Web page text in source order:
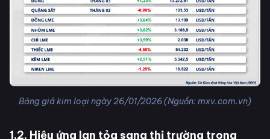
Bảng giá kim loại ngày 26/01/2026 (Nguồn: mxv.com.vn)
1.2. Hiệu ứng lan tỏa sang thị trường trong